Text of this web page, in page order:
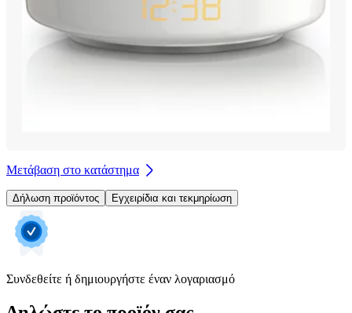
Μετάβαση στο κατάστημα
Δήλωση προϊόντος Εγχειρίδια και τεκμηρίωση
Συνδεθείτε ή δημιουργήστε έναν λογαριασμό